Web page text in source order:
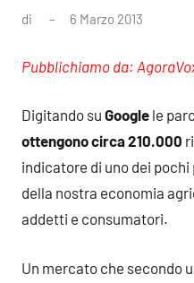
di 6 Marzo 2013
Pubblichiamo da:
Digitando su Google le
ottengono circa 210.000
indicatore di uno dei
della nostra economia
addetti e consumatori.
Un mercato che secondo